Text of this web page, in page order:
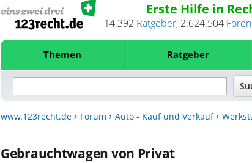
Erste Hilfe in
14.392 Ratgeber, 2.624.504
Themen Ratgeber
www.123recht.de Forum Auto - Kauf und Verkauf
Gebrauchtwagen von Privat